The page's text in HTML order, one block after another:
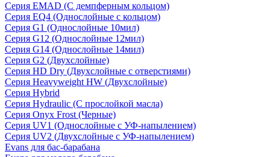
Серия EMAD (С демпферным кольцом)
Серия EQ4 (Однослойные с кольцом)
Серия G1 (Однослойные 10мил)
Серия G12 (Однослойные 12мил)
Серия G14 (Однослойные 14мил)
Серия G2 (Двухслойные)
Серия HD Dry (Двухслойные с отверстиями)
Серия Heavyweight HW (Двухслойные)
Серия Hybrid
Серия Hydraulic (С прослойкой масла)
Серия Onyx Frost (Черные)
Серия UV1 (Однослойные с УФ-напылением)
Серия UV2 (Двухслойные с УФ-напылением)
Evans для бас-барабана